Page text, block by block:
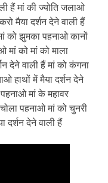
हैं मां की ज्योति जलाओ
मैया दर्शन देने वाली हैं
को झुमका पहनाओ कानों
मां को मां को माला
देने वाली हैं मां को कंगना
हाथों में मैया दर्शन देने
मां के महावर
पहनाओ मां को चुनरी
देने वाली हैं